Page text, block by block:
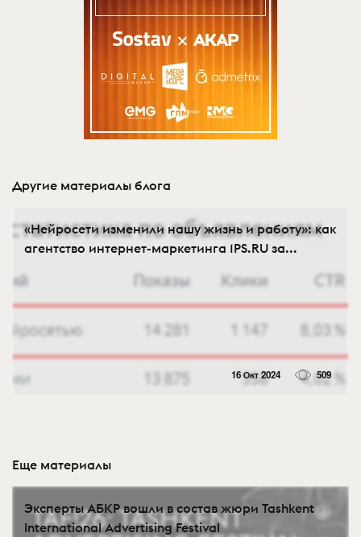
Другие материалы блога
«Нейросети изменили нашу жизнь и работу»: как
агентство интернет-маркетинга 1PS.RU за...
16 Окт 2024 509
Еще материалы
Эксперты АБКР вошли в состав жюри Tashkent
International Advertising Festival